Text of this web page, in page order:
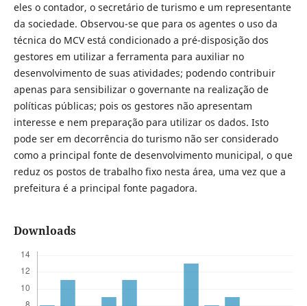
eles o contador, o secretário de turismo e um representante
da sociedade. Observou-se que para os agentes o uso da
técnica do MCV está condicionado a pré-disposição dos
gestores em utilizar a ferramenta para auxiliar no
desenvolvimento de suas atividades; podendo contribuir
apenas para sensibilizar o governante na realização de
políticas públicas; pois os gestores não apresentam
interesse e nem preparação para utilizar os dados. Isto
pode ser em decorrência do turismo não ser considerado
como a principal fonte de desenvolvimento municipal, o que
reduz os postos de trabalho fixo nesta área, uma vez que a
prefeitura é a principal fonte pagadora.
Downloads